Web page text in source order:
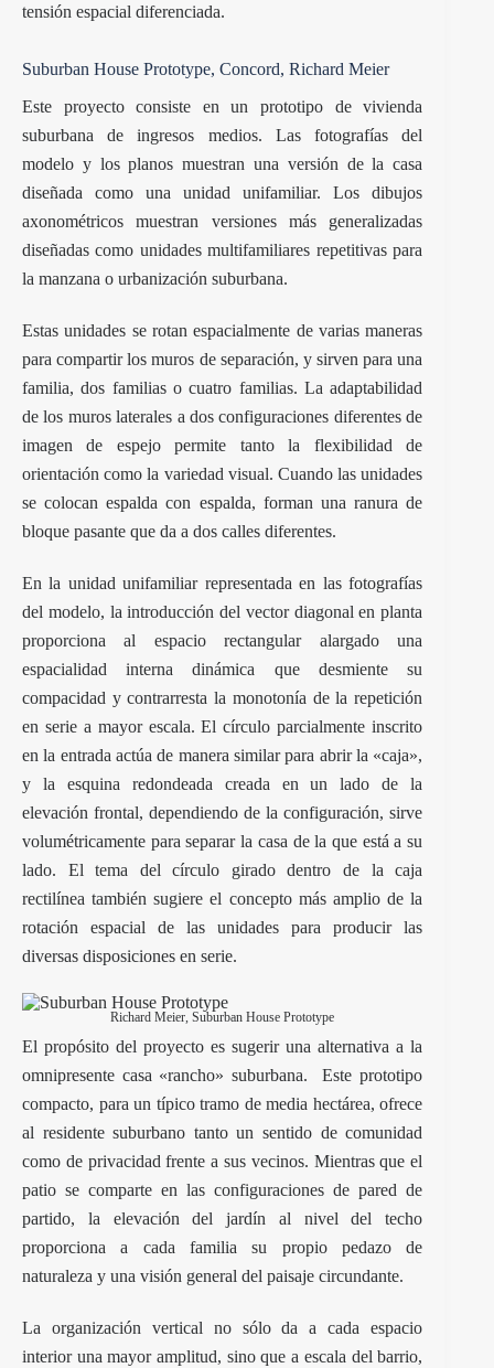
tensión espacial diferenciada.
Suburban House Prototype, Concord, Richard Meier
Este proyecto consiste en un prototipo de vivienda
suburbana de ingresos medios. Las fotografías del
modelo y los planos muestran una versión de la casa
diseñada como una unidad unifamiliar. Los dibujos
axonométricos muestran versiones más generalizadas
diseñadas como unidades multifamiliares repetitivas para
la manzana o urbanización suburbana.
Estas unidades se rotan espacialmente de varias maneras
para compartir los muros de separación, y sirven para una
familia, dos familias o cuatro familias. La adaptabilidad
de los muros laterales a dos configuraciones diferentes de
imagen de espejo permite tanto la flexibilidad de
orientación como la variedad visual. Cuando las unidades
se colocan espalda con espalda, forman una ranura de
bloque pasante que da a dos calles diferentes.
En la unidad unifamiliar representada en las fotografías
del modelo, la introducción del vector diagonal en planta
proporciona al espacio rectangular alargado una
espacialidad interna dinámica que desmiente su
compacidad y contrarresta la monotonía de la repetición
en serie a mayor escala. El círculo parcialmente inscrito
en la entrada actúa de manera similar para abrir la «caja»,
y la esquina redondeada creada en un lado de la
elevación frontal, dependiendo de la configuración, sirve
volumétricamente para separar la casa de la que está a su
lado. El tema del círculo girado dentro de la caja
rectilínea también sugiere el concepto más amplio de la
rotación espacial de las unidades para producir las
diversas disposiciones en serie.
Richard Meier, Suburban House Prototype
El propósito del proyecto es sugerir una alternativa a la
omnipresente casa «rancho» suburbana. Este prototipo
compacto, para un típico tramo de media hectárea, ofrece
al residente suburbano tanto un sentido de comunidad
como de privacidad frente a sus vecinos. Mientras que el
patio se comparte en las configuraciones de pared de
partido, la elevación del jardín al nivel del techo
proporciona a cada familia su propio pedazo de
naturaleza y una visión general del paisaje circundante.
La organización vertical no sólo da a cada espacio
interior una mayor amplitud, sino que a escala del barrio,